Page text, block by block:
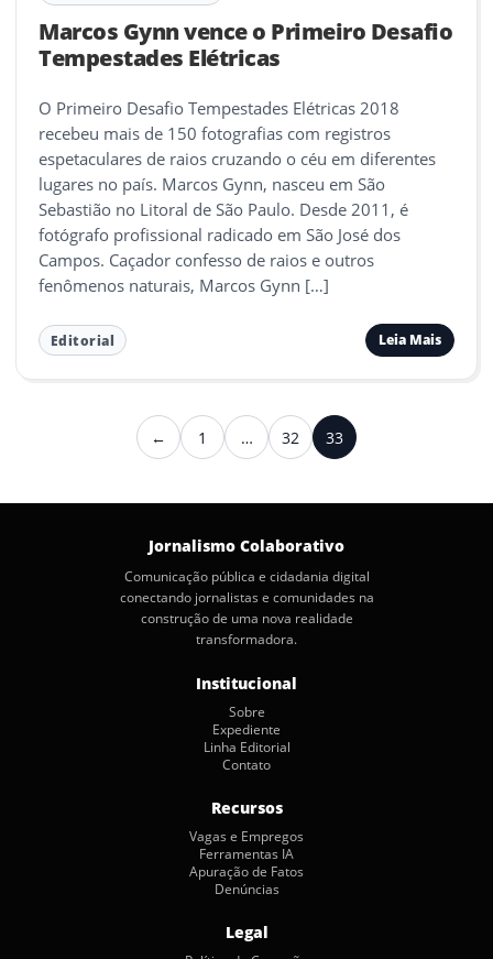
Marcos Gynn vence o Primeiro Desafio
Tempestades Elétricas
O Primeiro Desafio Tempestades Elétricas 2018
recebeu mais de 150 fotografias com registros
espetaculares de raios cruzando o céu em diferentes
lugares no país. Marcos Gynn, nasceu em São
Sebastião no Litoral de São Paulo. Desde 2011, é
fotógrafo profissional radicado em São José dos
Campos. Caçador confesso de raios e outros
fenômenos naturais, Marcos Gynn […]
Editorial Leia Mais
Paginação ←Anterior
1 … 32 33
Jornalismo Colaborativo
Comunicação pública e cidadania digital
conectando jornalistas e comunidades na
construção de uma nova realidade
transformadora.
Institucional
Sobre
Expediente
Linha Editorial
Contato
Recursos
Vagas e Empregos
Ferramentas IA
Apuração de Fatos
Denúncias
Legal